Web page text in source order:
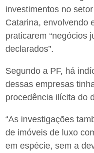
investimentos no
Catarina, envolvendo
praticarem “negócios
declarados”.
Segundo a PF, há
dessas empresas
procedência ilícita do
“As investigações
de imóveis de luxo
em espécie, sem a